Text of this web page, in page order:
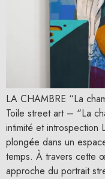
LA CHAMBRE “La
Toile street art – “La
intimité et introspection
plongée dans un
temps. À travers cette
approche du portrait